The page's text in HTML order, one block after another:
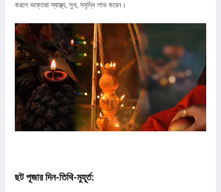
করলে ভক্তেরা স্বাস্থ্য, সুখ, সমৃদ্ধি লাভ করেন।
ছট পূজার দিন-তিথি-মুহূর্ত: